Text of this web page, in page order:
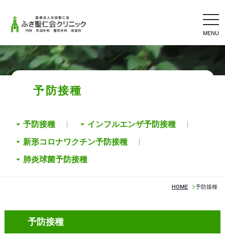
予防接種
予防接種
インフルエンザ予防接種
新形コロナワクチン予防接種
肺炎球菌予防接種
HOME 予防接種
予防接種